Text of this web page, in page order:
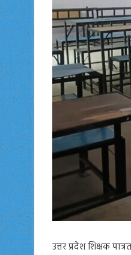
उत्तर प्रदेश शिक्षक